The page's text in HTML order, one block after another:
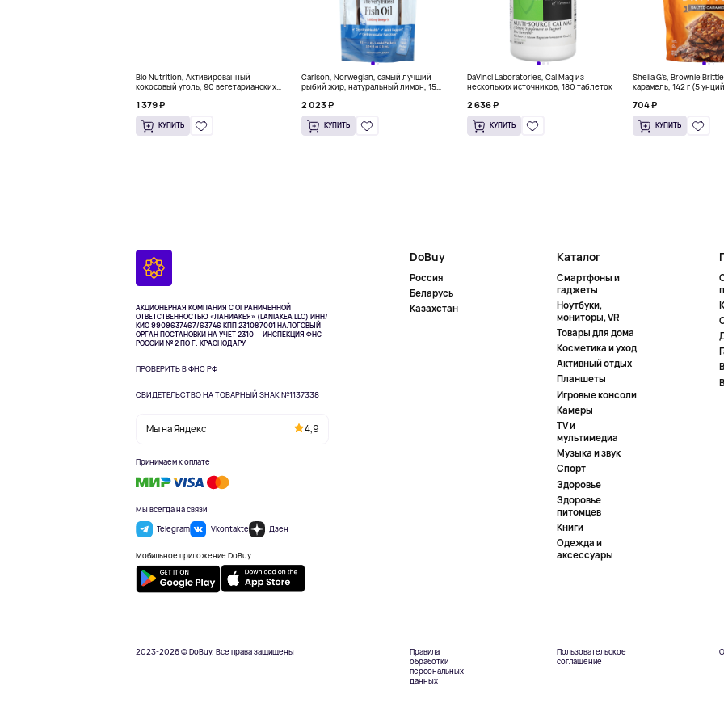
Bio Nutrition, Активированный
кокосовый уголь, 90 вегетарианских
1 379 ₽
КУПИТЬ
Carlson, Norwegian, самый лучший
рыбий жир, натуральный лимон, 15
2 023 ₽
КУПИТЬ
DaVinci Laboratories, Cal Mag из
нескольких источников, 180 таблеток
2 636 ₽
КУПИТЬ
Sheila G's, Brownie
карамель, 142 г (5
704 ₽
КУПИТЬ
АКЦИОНЕРНАЯ КОМПАНИЯ С ОГРАНИЧЕННОЙ
ОТВЕТСТВЕННОСТЬЮ «ЛАНИАКЕЯ» (LANIAKEA LLC) ИНН/
КИО 9909637467/63746 КПП 231087001 НАЛОГОВЫЙ
ОРГАН ПОСТАНОВКИ НА УЧЁТ 2310 — ИНСПЕКЦИЯ ФНС
РОССИИ № 2 ПО Г. КРАСНОДАРУ
ПРОВЕРИТЬ В ФНС РФ
СВИДЕТЕЛЬСТВО НА ТОВАРНЫЙ ЗНАК №1137338
Мы на Яндекс 4,9
Принимаем к оплате
Мы всегда на связи
Telegram
Vkontakte Дзен
Мобильное приложение DoBuy
DoBuy
Россия
Беларусь
Казахстан
Каталог
Смартфоны и
гаджеты
Ноутбуки,
мониторы, VR
Товары для дома
Косметика и уход
Активный отдых
Планшеты
Игровые консоли
Камеры
TV и
мультимедиа
Музыка и звук
Спорт
Здоровье
Здоровье
питомцев
Книги
Одежда и
аксессуары
2023-2026 © DoBuy. Все права защищены
Правила
обработки
персональных
данных
Пользовательское
соглашение